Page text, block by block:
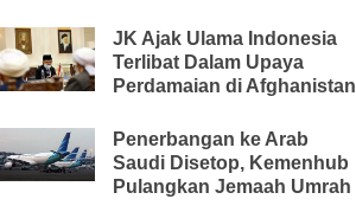
JK Ajak Ulama Indonesia
Terlibat Dalam Upaya
Perdamaian di Afghanistan
Penerbangan ke Arab
Saudi Disetop, Kemenhub
Pulangkan Jemaah Umrah